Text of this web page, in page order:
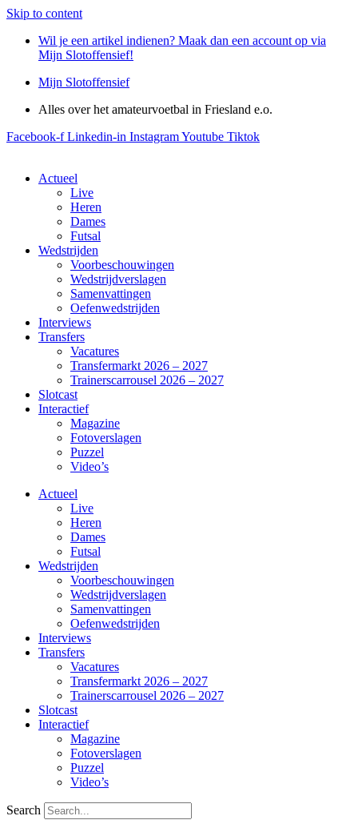
Skip to content
Wil je een artikel indienen? Maak dan een account op via
Mijn Slotoffensief!
Mijn Slotoffensief
Alles over het amateurvoetbal in Friesland e.o.
Facebook-f Linkedin-in InstagramYoutube Tiktok
Actueel
Live
Heren
Dames
Futsal
Wedstrijden
Voorbeschouwingen
Wedstrijdverslagen
Samenvattingen
Oefenwedstrijden
Interviews
Transfers
Vacatures
Transfermarkt 2026 – 2027
Trainerscarrousel 2026 – 2027
Slotcast
Interactief
Magazine
Fotoverslagen
Puzzel
Video’s
Actueel
Live
Heren
Dames
Futsal
Wedstrijden
Voorbeschouwingen
Wedstrijdverslagen
Samenvattingen
Oefenwedstrijden
Interviews
Transfers
Vacatures
Transfermarkt 2026 – 2027
Trainerscarrousel 2026 – 2027
Slotcast
Interactief
Magazine
Fotoverslagen
Puzzel
Video’s
Search